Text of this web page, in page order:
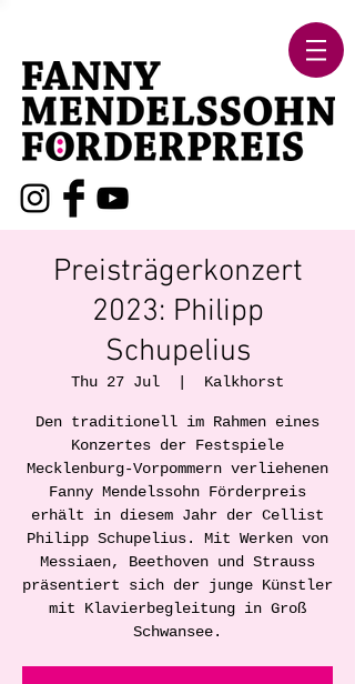
Preisträgerkonzert
2023: Philipp
Schupelius
Thu 27 Jul Kalkhorst
Den traditionell im Rahmen eines
Konzertes der Festspiele
Mecklenburg-Vorpommern verliehenen
Fanny Mendelssohn Förderpreis
erhält in diesem Jahr der Cellist
Philipp Schupelius. Mit Werken von
Messiaen, Beethoven und Strauss
präsentiert sich der junge Künstler
mit Klavierbegleitung in Groß
Schwansee.